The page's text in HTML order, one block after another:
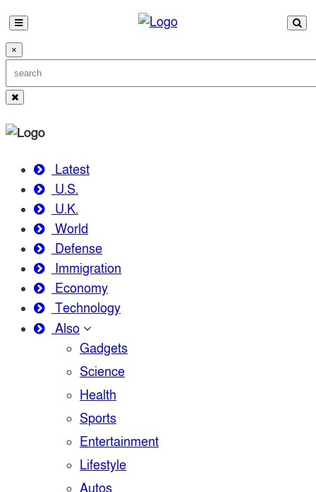
×
Latest
U.S.
U.K.
World
Defense
Immigration
Economy
Technology
Also
Gadgets
Science
Health
Sports
Entertainment
Lifestyle
Autos